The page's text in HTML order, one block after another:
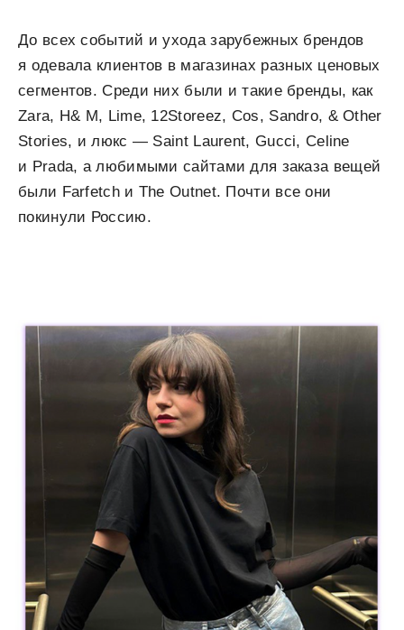
До всех событий и ухода зарубежных брендов
я одевала клиентов в магазинах разных ценовых
сегментов. Среди них были и такие бренды, как
Zara, H& M, Lime, 12Storeez, Cos, Sandro, & Other
Stories, и люкс — Saint Laurent, Gucci, Celine
и Prada, а любимыми сайтами для заказа вещей
были Farfetch и The Outnet. Почти все они
покинули Россию.